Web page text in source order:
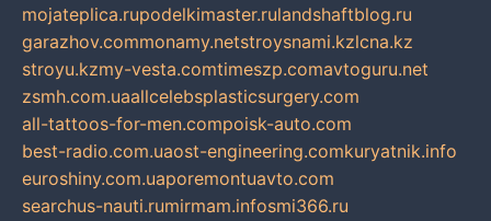
mojateplica.rupodelkimaster.rulandshaftblog.ru
garazhov.commonamy.netstroysnami.kzlcna.kz
stroyu.kzmy-vesta.comtimeszp.comavtoguru.net
zsmh.com.uaallcelebsplasticsurgery.com
all-tattoos-for-men.compoisk-auto.com
best-radio.com.uaost-engineering.comkuryatnik.info
euroshiny.com.uaporemontuavto.com
searchus-nauti.rumirmam.infosmi366.ru